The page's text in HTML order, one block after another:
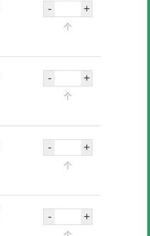
- +
个
- +
个
- +
个
- +